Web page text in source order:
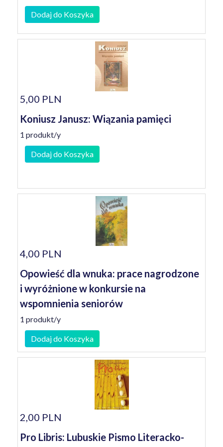
Dodaj do Koszyka
5,00 PLN
Koniusz Janusz: Wiązania pamięci
1 produkt/y
Dodaj do Koszyka
4,00 PLN
Opowieść dla wnuka: prace nagrodzone
i wyróżnione w konkursie na
wspomnienia seniorów
1 produkt/y
Dodaj do Koszyka
2,00 PLN
Pro Libris: Lubuskie Pismo Literacko-